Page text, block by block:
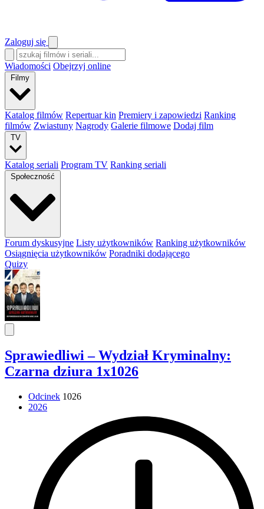
Zaloguj się
Wiadomości Obejrzyj online
Filmy
Katalog filmów Repertuar kin Premiery i zapowiedzi Ranking
filmów Zwiastuny Nagrody Galerie filmowe Dodaj film
TV
Katalog seriali Program TV Ranking seriali
Społeczność
Forum dyskusyjne Listy użytkowników Ranking użytkowników
Osiągnięcia użytkowników Poradniki dodającego
Quizy
Sprawiedliwi – Wydział Kryminalny:
Czarna dziura 1x1026
Odcinek 1026
2026